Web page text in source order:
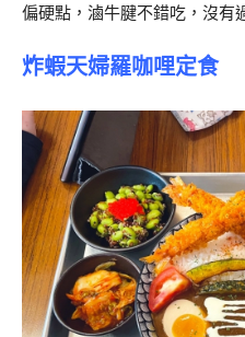
偏硬點，滷牛腱不錯吃，沒有
炸蝦天婦羅咖哩定食